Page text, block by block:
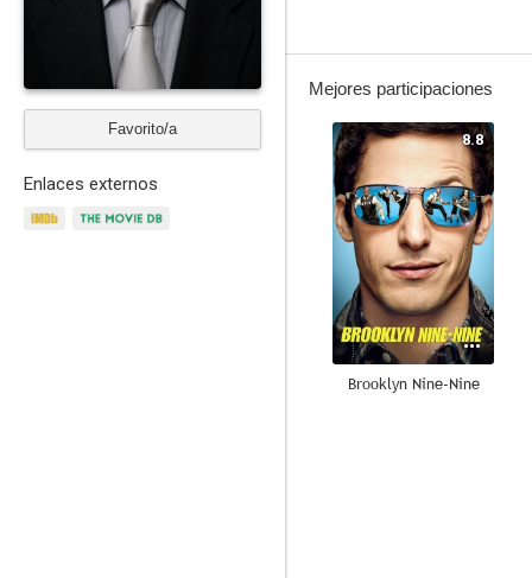
Favorito/a
Enlaces externos
Mejores participaciones
8.8
Brooklyn Nine-Nine